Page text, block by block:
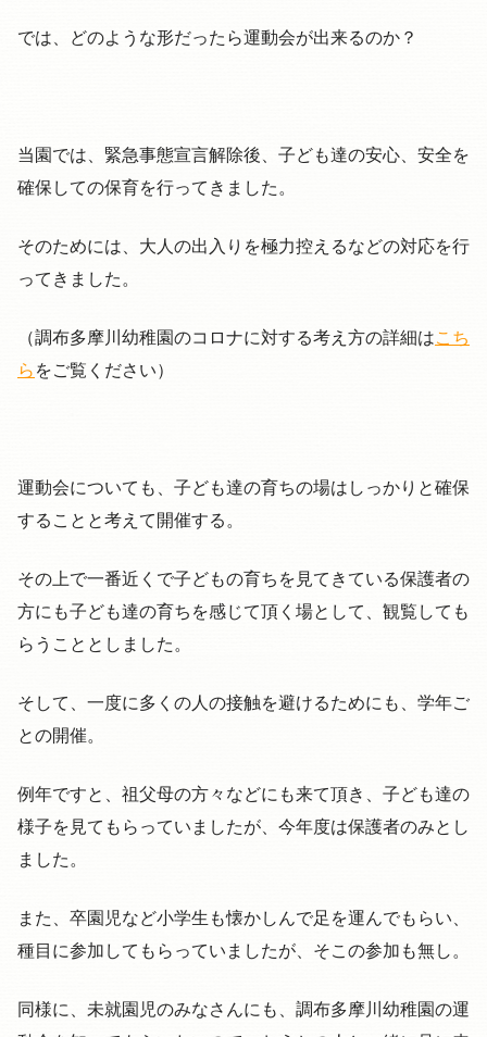
では、どのような形だったら運動会が出来るのか？
当園では、緊急事態宣言解除後、子ども達の安心、安全を
確保しての保育を行ってきました。
そのためには、大人の出入りを極力控えるなどの対応を行
ってきました。
（調布多摩川幼稚園のコロナに対する考え方の詳細はこち
ら をご覧ください）
運動会についても、子ども達の育ちの場はしっかりと確保
することと考えて開催する。
その上で一番近くで子どもの育ちを見てきている保護者の
方にも子ども達の育ちを感じて頂く場として、観覧しても
らうこととしました。
そして、一度に多くの人の接触を避けるためにも、学年ご
との開催。
例年ですと、祖父母の方々などにも来て頂き、子ども達の
様子を見てもらっていましたが、今年度は保護者のみとし
ました。
また、卒園児など小学生も懐かしんで足を運んでもらい、
種目に参加してもらっていましたが、そこの参加も無し。
同様に、未就園児のみなさんにも、調布多摩川幼稚園の運